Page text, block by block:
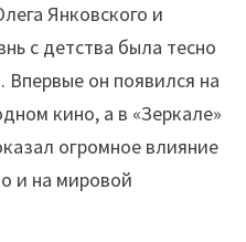
Янковского и
с детства была тесно
Впервые он появился на
кино, а в «Зеркале»
огромное влияние
и на мировой